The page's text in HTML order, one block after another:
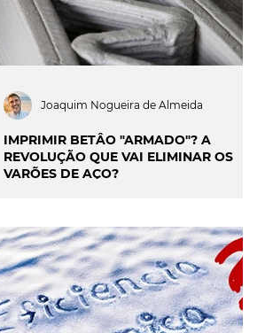
MATCH POINT
IMPRIMIR BETÂO "ARMADO"? A
REVOLUÇÃO QUE VAI ELIMINAR OS
VARÕES DE AÇO?
Joaquim Nogueira de Almeida